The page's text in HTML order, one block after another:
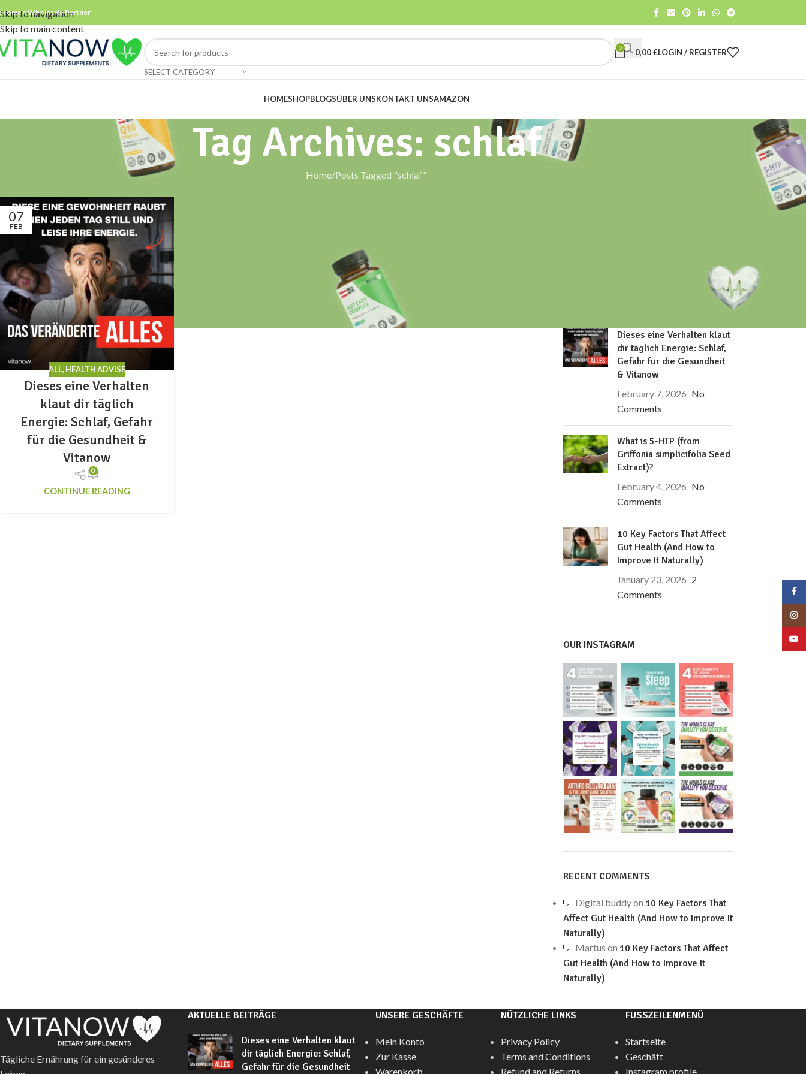
Skip to navigation
Skip to main content
a Wholesale Partner
SELECT CATEGORY
0 0,00€LOGIN / REGISTER
HOMESHOPBLOGSÜBER UNSKONTAKT UNSAMAZON
Tag Archives: schlaf
Home Posts Tagged "schlaf"
07
FEB
ALL, HEALTH ADVISE
Dieses eine Verhalten
klaut dir täglich
Energie: Schlaf, Gefahr
für die Gesundheit &
Vitanow
0
CONTINUE READING
Dieses eine Verhalten klaut
dir täglich Energie: Schlaf,
Gefahr für die Gesundheit
& Vitanow
February 7, 2026 No
Comments
What is 5-HTP (from
Griffonia simplicifolia Seed
Extract)?
February 4, 2026 No
Comments
10 Key Factors That Affect
Gut Health (And How to
Improve It Naturally)
January 23, 2026 2
Comments
OUR INSTAGRAM
RECENT COMMENTS
Digital buddyon 10 Key Factors That
Affect Gut Health (And How to Improve It
Naturally)
Martus on 10 Key Factors That Affect
Gut Health (And How to Improve It
Naturally)
Tägliche Ernährung für ein gesünderes
AKTUELLE BEITRÄGE
Dieses eine Verhalten klaut
dir täglich Energie: Schlaf,
Gefahr für die Gesundheit
UNSERE GESCHÄFTE
Mein Konto
Zur Kasse
Warenkorb
NÜTZLICHE LINKS
Privacy Policy
Terms and Conditions
Refund and Returns
FUSSZEILENMENÜ
Startseite
Geschäft
Instagram profile